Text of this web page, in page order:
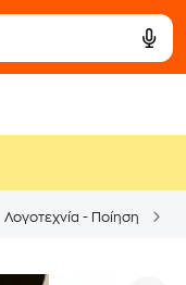
Λογοτεχνία - Ποίηση